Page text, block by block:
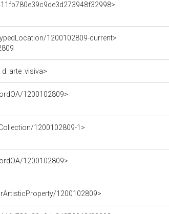
1200102809-current>
1200102809>
1200102809-1>
1200102809>
1200102809>